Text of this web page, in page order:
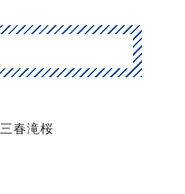
三春滝桜